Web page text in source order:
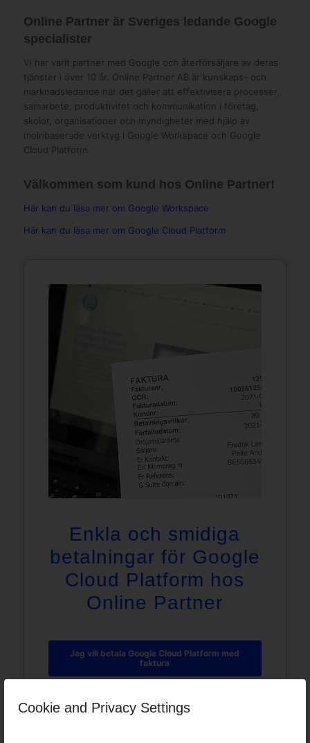
Cookie and Privacy Settings
Online Partner är Sveriges ledande Google
specialister
Vi har varit partner med Google och återförsäljare av deras
tjänster i över 10 år. Online Partner AB är kunskaps- och
marknadsledande när det gäller att effektivisera processer,
samarbete, produktivitet och kommunikation i företag,
skolor, organisationer och myndigheter med hjälp av
molnbaserade verktyg i Google Workspace och Google
Cloud Platform.
Välkommen som kund hos Online Partner!
Här kan du läsa mer om Google Workspace
Här kan du läsa mer om Google Cloud Platform
Enkla och smidiga
betalningar för Google
Cloud Platform hos
Online Partner
Jag vill betala Google Cloud Platform med
faktura